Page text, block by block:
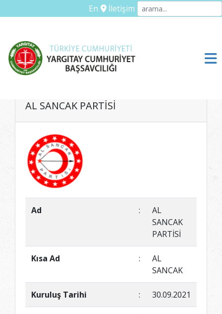
En İletişim
AL SANCAK PARTİSİ
Ad :
AL
SANCAK
PARTİSİ
Kısa Ad :
AL
SANCAK
Kuruluş Tarihi : 30.09.2021